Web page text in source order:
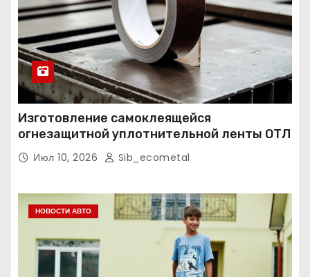
Изготовление самоклеящейся
огнезащитной уплотнительной ленты ОТЛ
Июл 10, 2026 Sib_ecometal
НОВОСТИ АВТО